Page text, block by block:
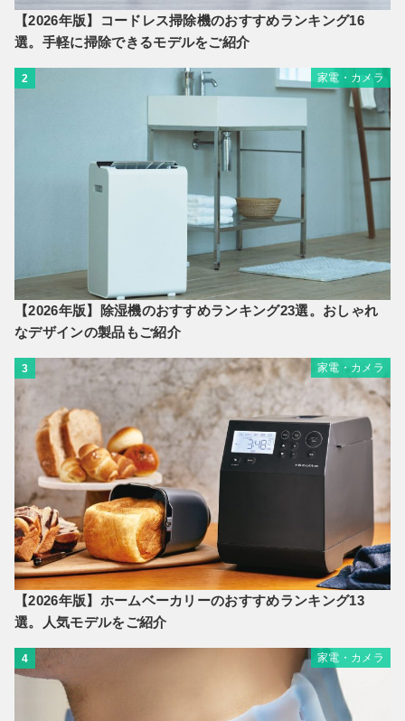
【2026年版】コードレス掃除機のおすすめランキング16
選。手軽に掃除できるモデルをご紹介
2 家電・カメラ
【2026年版】除湿機のおすすめランキング23選。おしゃれ
なデザインの製品もご紹介
3 家電・カメラ
【2026年版】ホームベーカリーのおすすめランキング13
選。人気モデルをご紹介
4 家電・カメラ